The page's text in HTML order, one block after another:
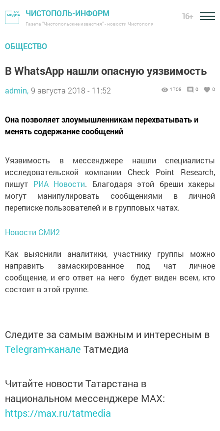
ЧИСТОПОЛЬ-ИНФОРМ
Газета "Чистопольские известия" - новости Чистополя
16+
ОБЩЕСТВО
В WhatsApp нашли опасную уязвимость
admin, 9 августа 2018 - 11:52 1708 0 0
Она позволяет злоумышленникам перехватывать и
менять содержание сообщений
Уязвимость в мессенджере нашли специалисты
исследовательской компании Check Point Research,
пишут РИА Новости. Благодаря этой бреши хакеры
могут манипулировать сообщениями в личной
переписке пользователей и в групповых чатах.
Новости СМИ2
Как выяснили аналитики, участнику группы можно
направить замаскированное под чат личное
сообщение, и его ответ на него будет виден всем, кто
состоит в этой группе.
Следите за самым важным и интересным в
Telegram-канале Татмедиа
Читайте новости Татарстана в
национальном мессенджере MАХ:
https://max.ru/tatmedia